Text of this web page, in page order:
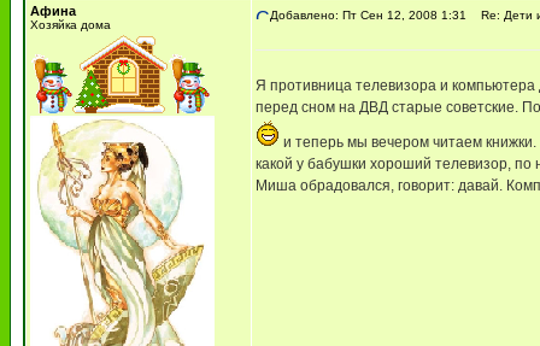
Афина
Хозяйка дома
Добавлено: Пт Сен 12, 2008 1:31 Re: Дети
Я противница телевизора и
перед сном на ДВД старые советские.
и теперь мы вечером читаем
какой у бабушки хороший телевизор,
Миша обрадовался, говорит: давай.